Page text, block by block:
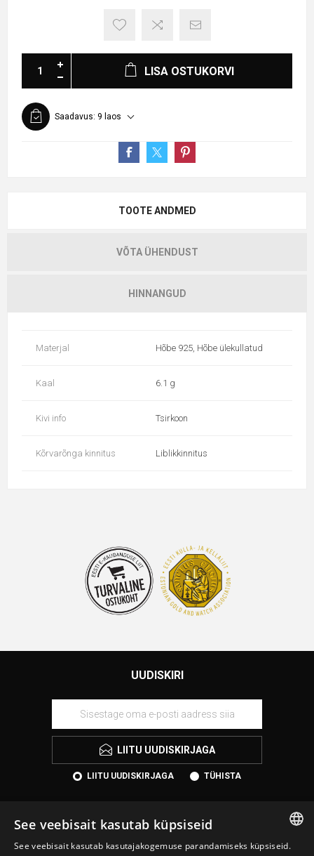
LISA OSTUKORVI
Saadavus: 9 laos
TOOTE ANDMED
VÕTA ÜHENDUST
HINNANGUD
Materjal Hõbe 925, Hõbe ülekullatud
Kaal 6.1 g
Kivi info Tsirkoon
Kõrvarõnga kinnitus Liblikkinnitus
UUDISKIRI
LIITU UUDISKIRJAGA
LIITU UUDISKIRJAGA TÜHISTA
See veebisait kasutab küpsiseid
See veebisait kasutab kasutajakogemuse parandamiseks küpsiseid.